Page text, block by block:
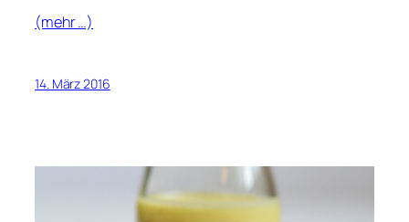
(mehr …)
14. März 2016